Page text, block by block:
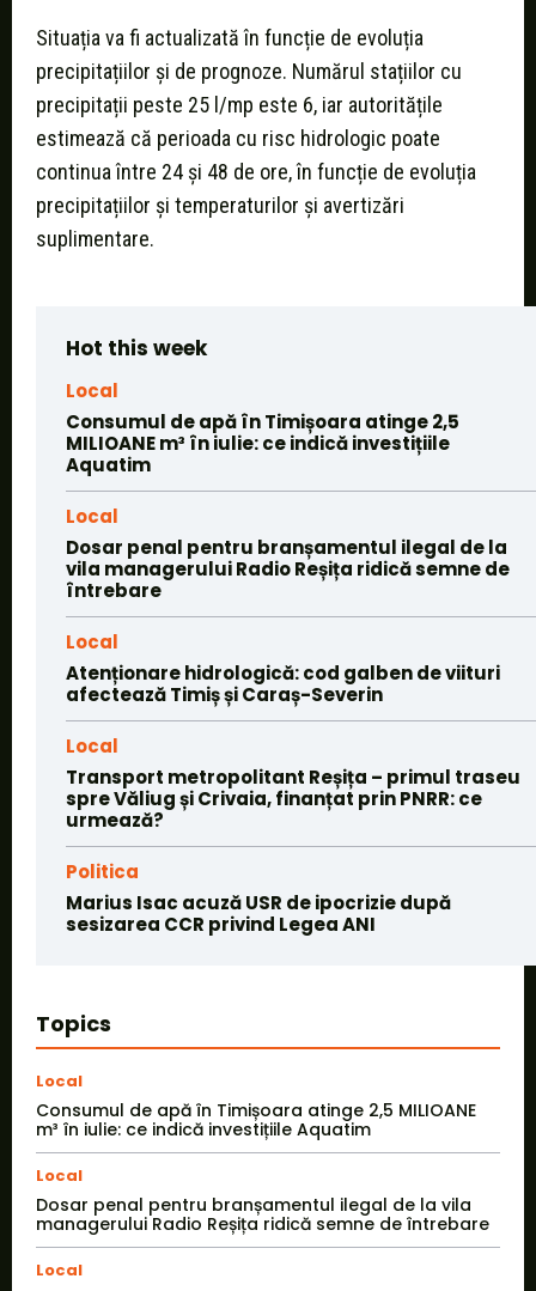
Situația va fi actualizată în funcție de evoluția
precipitațiilor şi de prognoze. Numărul stațiilor cu
precipitații peste 25 l/mp este 6, iar autoritățile
estimează că perioada cu risc hidrologic poate
continua între 24 și 48 de ore, în funcție de evoluția
precipitațiilor și temperaturilor și avertizări
suplimentare.
Hot this week
Local
Consumul de apă în Timișoara atinge 2,5
MILIOANE m³ în iulie: ce indică investițiile
Aquatim
Local
Dosar penal pentru branșamentul ilegal de la
vila managerului Radio Reșița ridică semne de
întrebare
Local
Atenționare hidrologică: cod galben de viituri
afectează Timiș și Caraș-Severin
Local
Transport metropolitant Reșița – primul traseu
spre Văliug și Crivaia, finanțat prin PNRR: ce
urmează?
Politica
Marius Isac acuză USR de ipocrizie după
sesizarea CCR privind Legea ANI
Topics
Local
Consumul de apă în Timișoara atinge 2,5 MILIOANE
m³ în iulie: ce indică investițiile Aquatim
Local
Dosar penal pentru branșamentul ilegal de la vila
managerului Radio Reșița ridică semne de întrebare
Local